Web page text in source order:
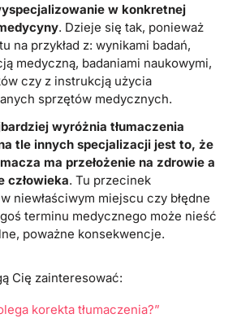
w konkretnej
. Dzieje się tak, ponieważ
na przykład z: wynikami badań,
medyczną, badaniami naukowymi,
czy z instrukcją użycia
sprzętów medycznych.
wyróżnia tłumaczenia
tle innych specjalizacji jest to, że
ma przełożenie na zdrowie a
człowieka. Tu przecinek
niewłaściwym miejscu czy błędne
terminu medycznego może nieść
poważne konsekwencje.
Cię zainteresować:
korekta tłumaczenia?”